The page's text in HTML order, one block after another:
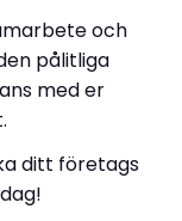
och
pålitliga
med er
ditt företags